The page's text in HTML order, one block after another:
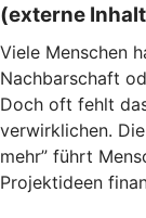
(externe
Viele Menschen
Nachbarschaft
Doch oft fehlt
verwirklichen.
mehr” führt
Projektideen